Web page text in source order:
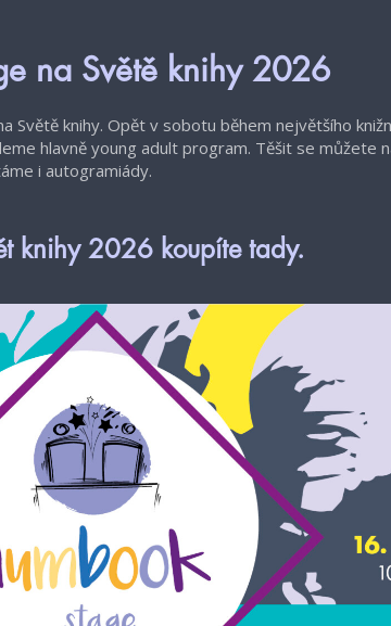
na Světě knihy 2026
Světě knihy. Opět v sobotu během největšího
hlavně young adult program. Těšit se můžete
i autogramiády.
knihy 2026 koupíte tady.